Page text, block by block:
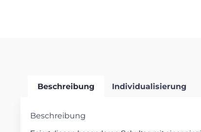
Beschreibung Individualisierung
Beschreibung